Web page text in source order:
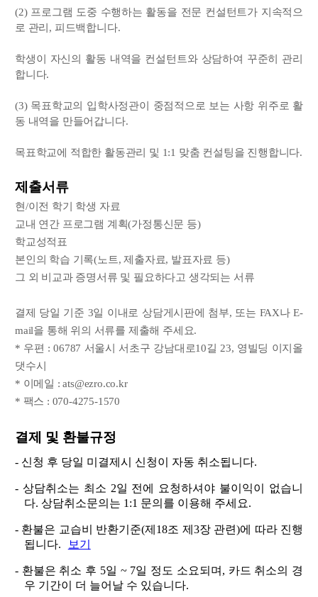
(2) 프로그램 도중 수행하는 활동을 전문 컨설턴트가 지속적으
로 관리, 피드백합니다.
학생이 자신의 활동 내역을 컨설턴트와 상담하여 꾸준히 관리
합니다.
(3) 목표학교의 입학사정관이 중점적으로 보는 사항 위주로 활
동 내역을 만들어갑니다.
목표학교에 적합한 활동관리 및 1:1 맞춤 컨설팅을 진행합니다.
제출서류
현/이전 학기 학생 자료
교내 연간 프로그램 계획(가정통신문 등)
학교성적표
본인의 학습 기록(노트, 제출자료, 발표자료 등)
그 외 비교과 증명서류 및 필요하다고 생각되는 서류
결제 당일 기준 3일 이내로 상담게시판에 첨부, 또는 FAX나 E-
mail을 통해 위의 서류를 제출해 주세요.
* 우편 : 06787 서울시 서초구 강남대로10길 23, 영빌딩 이지올
댓수시
* 이메일 : ats@ezro.co.kr
* 팩스 : 070-4275-1570
결제 및 환불규정
- 신청 후 당일 미결제시 신청이 자동 취소됩니다.
- 상담취소는 최소 2일 전에 요청하셔야 불이익이 없습니
다. 상담취소문의는 1:1 문의를 이용해 주세요.
- 환불은 교습비 반환기준(제18조 제3장 관련)에 따라 진행
됩니다.
보기
- 환불은 취소 후 5일 ~ 7일 정도 소요되며, 카드 취소의 경
우 기간이 더 늘어날 수 있습니다.